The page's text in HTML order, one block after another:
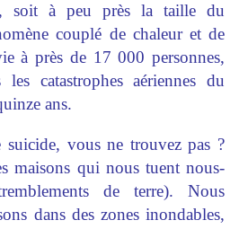
soit à peu près la taille du
couplé de chaleur et de
à près de 17 000 personnes,
catastrophes aériennes du
ans.
vous ne trouvez pas ?
maisons qui nous tuent nous-
de terre). Nous
dans des zones inondables,